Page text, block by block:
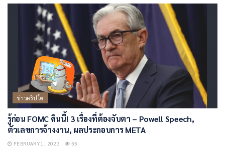
ข่าวคริปโต
รู้ก่อน FOMC คืนนี้! 3 เรื่องที่ต้องจับตา – Powell Speech,
ตัวเลขการจ้างงาน, ผลประกอบการ META
FEBRUARY 1, 2023 55